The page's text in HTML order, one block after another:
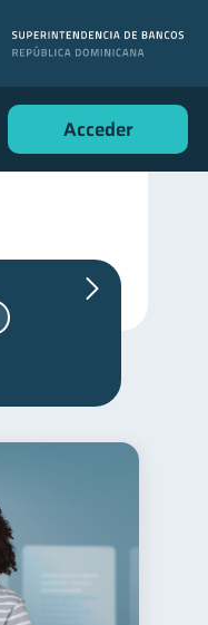
Acceder